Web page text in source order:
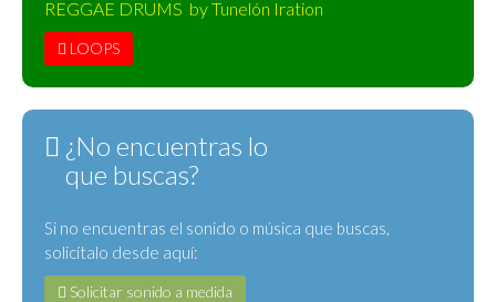
REGGAE DRUMS by Tunelón Iration
LOOPS
¿No encuentras lo
que buscas?
Si no encuentras el sonido o música que buscas,
solicítalo desde aquí:
Solicitar sonido a medida